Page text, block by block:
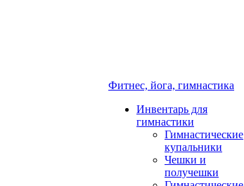
Фитнес, йога, гимнастика
Инвентарь для
гимнастики
Гимнастические
купальники
Чешки и
получешки